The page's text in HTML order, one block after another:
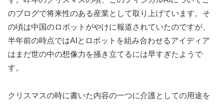
のブログで将来性のある産業として取り上げています。そ
の頃は中国のロボットがやけに報道されていたのですが、
半年前の時点ではAIとロボットを組み合わせるアイディア
はまだ世の中の想像力を掻き立てるには早すぎたようで
す。
クリスマスの時に書いた内容の一つに介護としての用途を